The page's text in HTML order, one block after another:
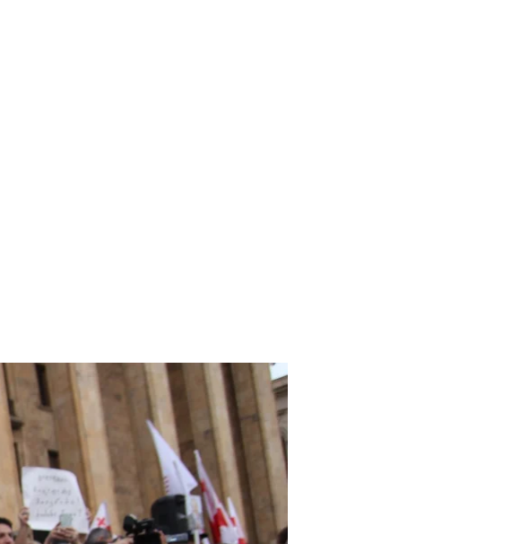
митинг на проспекте
Протестующие еще с прошлой
20 июня пострадали 240
они не просто разгоняли толпу, а